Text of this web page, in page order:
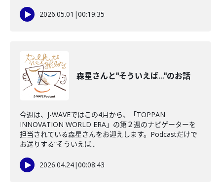
2026.05.01 |00:19:35
森星さんと"そういえば…"のお話
今週は、J-WAVEではこの4月から、「TOPPAN
INNOVATION WORLD ERA」の第２週のナビゲーターを
担当されている森星さんをお迎えします。Podcastだけで
お送りする”そういえば...
2026.04.24|00:08:43